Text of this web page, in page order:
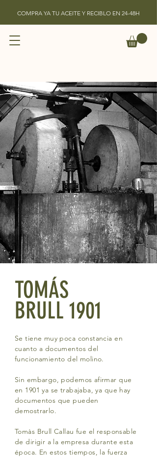
COMPRA YA TU ACEITE Y RECIBLO EN 24-48H
TOMÁS
BRULL 1901
Se tiene muy poca constancia en
cuanto a documentos del
funcionamiento del molino.
Sin embargo, podemos afirmar que
en 1901 ya se trabajaba, ya que hay
documentos que pueden
demostrarlo.
Tomàs Brull Callau fue el responsable
de dirigir a la empresa durante esta
época. En estos tiempos, la fuerza